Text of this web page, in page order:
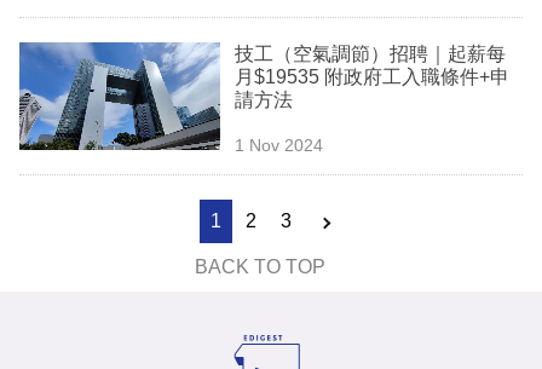
技工（空氣調節）招聘｜起薪每
月$19535 附政府工入職條件+申
請方法
1 Nov 2024
1 2 3
BACK TO TOP